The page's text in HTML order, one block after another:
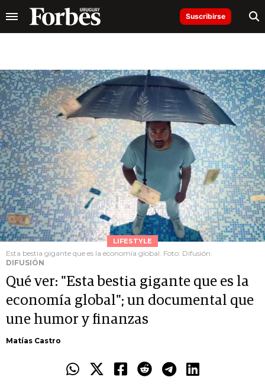
Suscribirse
LIFESTYLE
Esta bestia gigante que es la economía global. Foto: Difusión.
DIFUSIÓN
Qué ver: "Esta bestia gigante que es la
economía global"; un documental que
une humor y finanzas
Matías Castro